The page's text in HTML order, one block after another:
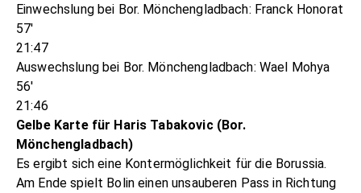
Einwechslung bei Bor. Mönchengladbach: Franck Honorat
57'
21:47
Auswechslung bei Bor. Mönchengladbach: Wael Mohya
56'
21:46
Gelbe Karte für Haris Tabakovic (Bor.
Mönchengladbach)
Es ergibt sich eine Kontermöglichkeit für die Borussia.
Am Ende spielt Bolin einen unsauberen Pass in Richtung